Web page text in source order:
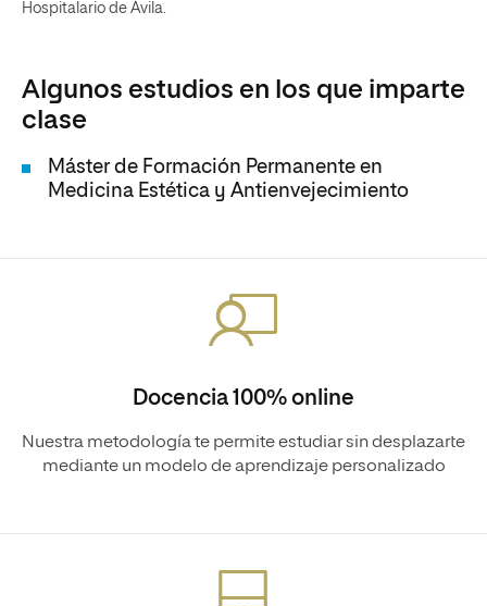
Hospitalario de Ávila.
Algunos estudios en los que imparte
clase
Máster de Formación Permanente en
Medicina Estética y Antienvejecimiento
Docencia 100% online
Nuestra metodología te permite estudiar sin desplazarte
mediante un modelo de aprendizaje personalizado